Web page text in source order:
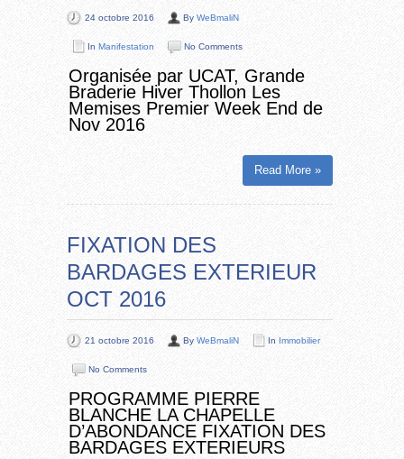
24 octobre 2016 By WeBmaliN
In Manifestation No Comments
Organisée par UCAT, Grande
Braderie Hiver Thollon Les
Memises Premier Week End de
Nov 2016
Read More »
FIXATION DES
BARDAGES EXTERIEUR
OCT 2016
21 octobre 2016 By WeBmaliN In Immobilier
No Comments
PROGRAMME PIERRE
BLANCHE LA CHAPELLE
D’ABONDANCE FIXATION DES
BARDAGES EXTERIEURS